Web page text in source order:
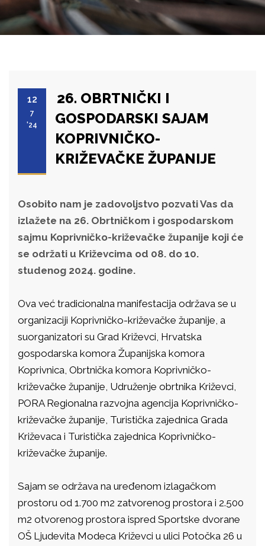
12
7
'24
26. OBRTNIČKI I
GOSPODARSKI SAJAM
KOPRIVNIČKO-
KRIŽEVAČKE ŽUPANIJE
Osobito nam je zadovoljstvo pozvati Vas da
izlažete na 26. Obrtničkom i gospodarskom
sajmu Koprivničko-križevačke županije koji će
se održati u Križevcima od 08. do 10.
studenog 2024. godine.
Ova već tradicionalna manifestacija održava se u
organizaciji Koprivničko-križevačke županije, a
suorganizatori su Grad Križevci, Hrvatska
gospodarska komora Županijska komora
Koprivnica, Obrtnička komora Koprivničko-
križevačke županije, Udruženje obrtnika Križevci,
PORA Regionalna razvojna agencija Koprivničko-
križevačke županije, Turistička zajednica Grada
Križevaca i Turistička zajednica Koprivničko-
križevačke županije.
Sajam se održava na uređenom izlagačkom
prostoru od 1.700 m2 zatvorenog prostora i 2.500
m2 otvorenog prostora ispred Sportske dvorane
OŠ Ljudevita Modeca Križevci u ulici Potočka 26 u